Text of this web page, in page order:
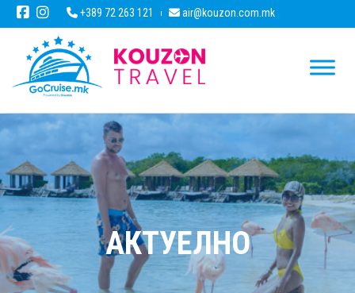
+389 72 263 121 air@kouzon.com.mk
АКТУЕЛНО